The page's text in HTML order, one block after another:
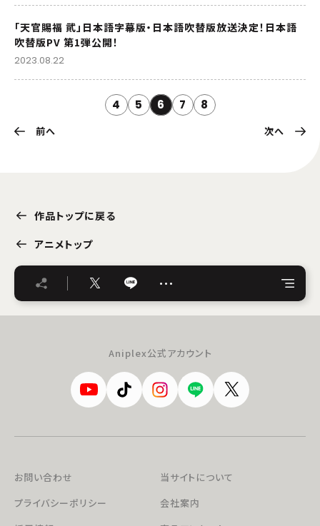
「天官賜福 貮」日本語字幕版・日本語吹替版放送決定！日本語
吹替版PV 第1弾公開！
2023.08.22
4 5 6 7 8
前へ 次へ
作品トップに戻る
アニメトップ
…
Aniplex公式アカウント
お問い合わせ
当サイトについて
プライバシーポリシー
会社案内